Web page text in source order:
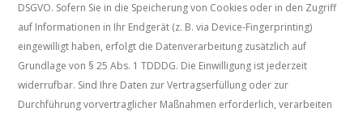
DSGVO. Sofern Sie in die Speicherung von Cookies oder in den Zugriff
auf Informationen in Ihr Endgerät (z. B. via Device-Fingerprinting)
eingewilligt haben, erfolgt die Datenverarbeitung zusätzlich auf
Grundlage von § 25 Abs. 1 TDDDG. Die Einwilligung ist jederzeit
widerrufbar. Sind Ihre Daten zur Vertragserfüllung oder zur
Durchführung vorvertraglicher Maßnahmen erforderlich, verarbeiten